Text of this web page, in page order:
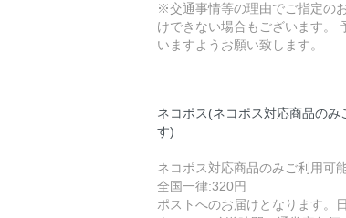
※交通事情等の理由でご指定の
けできない場合もございます。
いますようお願い致します。
ネコポス(ネコポス対応商品のみ
す)
ネコポス対応商品のみご利用可能
全国一律:320円
ポストへのお届けとなります。